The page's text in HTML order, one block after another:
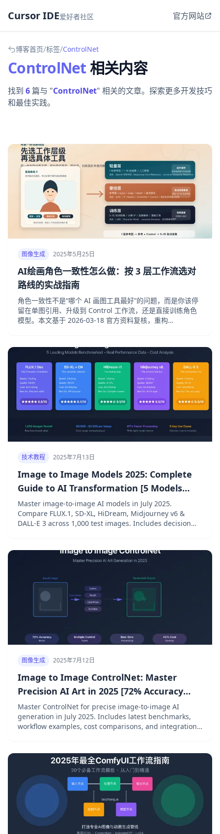
Cursor IDE爱好者社区 官方网站
博客首页/标签/ControlNet
ControlNet 相关内容
找到 6篇与 "ControlNet" 相关的文章。探索更多开发技巧
和最佳实践。
图像生成 2025年5月25日
AI绘画角色一致性怎么做：按 3 层工作流选对
路线的实战指南
角色一致性不是“哪个 AI 画图工具最好”的问题，而是你该停
留在单图引用、升级到 Control 工作流，还是直接训练角色
模型。本文基于 2026-03-18 官方资料复核，重构
技术教程 2025年7月13日
Image to Image Models 2025: Complete
Guide to AI Transformation [5 Models
Benchmarked]
Master image-to-image AI models in July 2025.
Compare FLUX.1, SD-XL, HiDream, Midjourney v6 &
DALL-E 3 across 1,000 test images. Includes decision
choice.
图像生成 2025年7月12日
Image to Image ControlNet: Master
Precision AI Art in 2025 [72% Accuracy
Boost]
Master ControlNet for precise image-to-image AI
generation in July 2025. Includes latest benchmarks,
workflow examples, cost comparisons, and integration